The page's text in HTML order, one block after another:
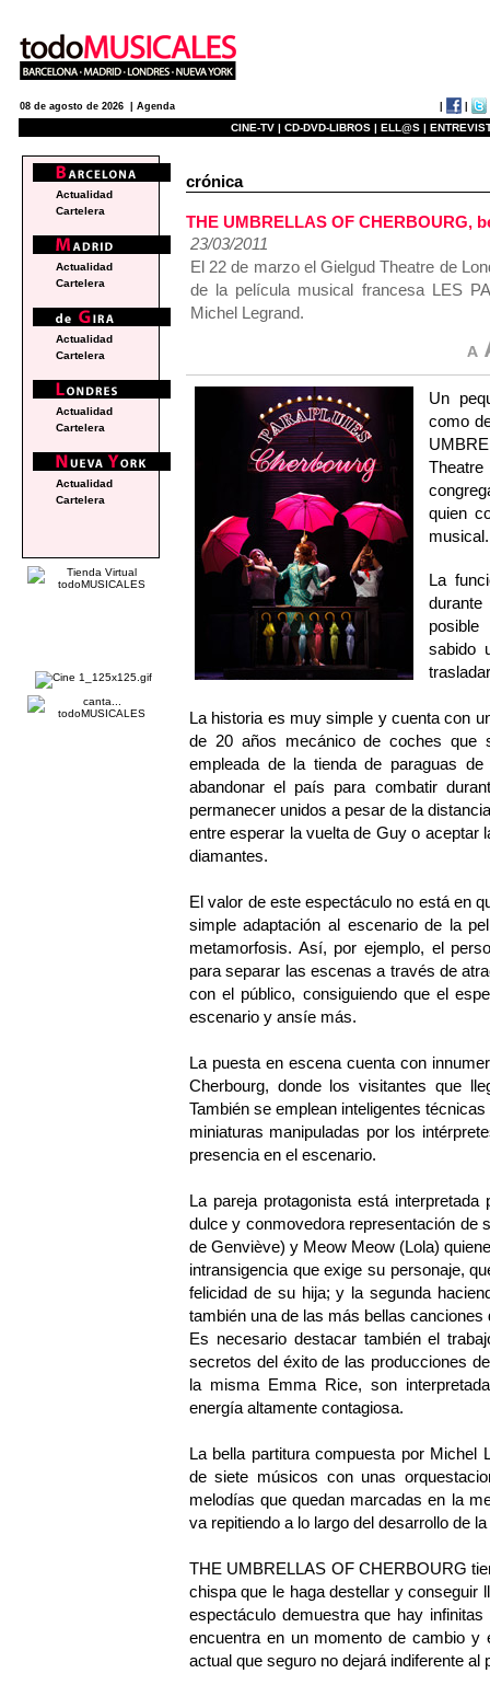
08 de agosto de 2026 | Agenda
CINE-TV | CD-DVD-LIBROS | ELL@S |
crónica
THE UMBRELLAS OF CHERBOURG,
23/03/2011
El 22 de marzo el Gielgud Theatre de
de la película musical francesa LES
Michel Legrand.
Un
como
quien
musical.
La
sabido
La historia es muy simple y cuenta con
de 20 años mecánico de coches que
empleada de la tienda de paraguas
abandonar el país para combatir
permanecer unidos a pesar de la
entre esperar la vuelta de Guy o aceptar
diamantes.
El valor de este espectáculo no está en
simple adaptación al escenario de la
metamorfosis. Así, por ejemplo, el
para separar las escenas a través de
con el público, consiguiendo que el
escenario y ansíe más.
La puesta en escena cuenta con
Cherbourg, donde los visitantes que
También se emplean inteligentes
miniaturas manipuladas por los
presencia en el escenario.
La pareja protagonista está
dulce y conmovedora representación de
de Genviève) y Meow Meow (Lola)
intransigencia que exige su personaje,
felicidad de su hija; y la segunda
también una de las más bellas canciones
Es necesario destacar también el
secretos del éxito de las producciones
la misma Emma Rice, son
energía altamente contagiosa.
La bella partitura compuesta por Michel
de siete músicos con unas
melodías que quedan marcadas en la
va repitiendo a lo largo del desarrollo de
THE UMBRELLAS OF CHERBOURG
chispa que le haga destellar y conseguir
espectáculo demuestra que hay
encuentra en un momento de cambio y
actual que seguro no dejará indiferente al
Actualidad
Cartelera
Actualidad
Cartelera
Actualidad
Cartelera
Actualidad
Cartelera
Actualidad
Cartelera